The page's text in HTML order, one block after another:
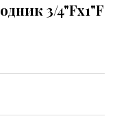
3/4"Fx1"F